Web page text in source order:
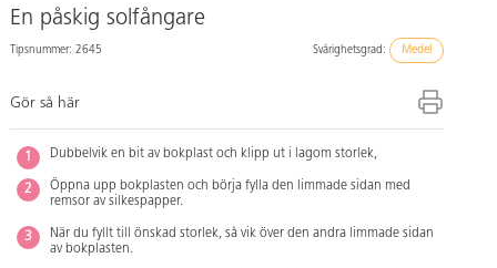
En påskig solfångare
Tipsnummer: 2645 Svårighetsgrad: Medel
Gör så här
Dubbelvik en bit av bokplast och klipp ut i lagom storlek,
Öppna upp bokplasten och börja fylla den limmade sidan med
remsor av silkespapper.
När du fyllt till önskad storlek, så vik över den andra limmade sidan
av bokplasten.